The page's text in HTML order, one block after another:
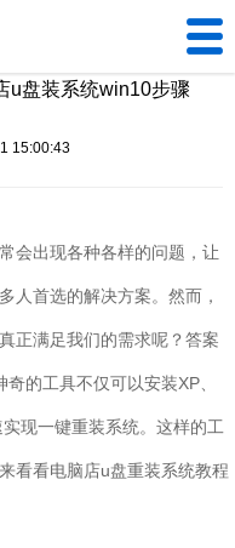
U盘工具
装机问题
电脑问题
u盘装系统win10步骤
15:00:43
会出现各种各样的问题，让
人首选的解决方案。然而，
正满足我们的需求呢？答案
奇的工具不仅可以安装XP
现一键重装系统。这样的工
看看电脑店u盘重装系统教程